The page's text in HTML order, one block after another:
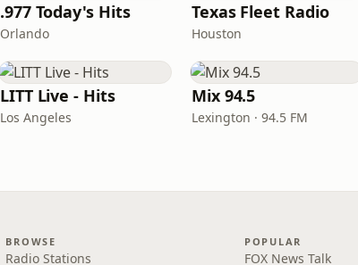
.977 Today's Hits
Orlando
Texas Fleet Radio
Houston
LITT Live - Hits
Los Angeles
Mix 94.5
Lexington · 94.5 FM
BROWSE
Radio Stations
POPULAR
FOX News Talk